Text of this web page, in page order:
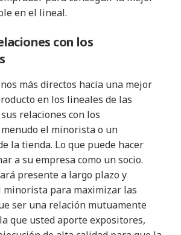
en el lineal.
con los
más directos hacia una mejor
en los lineales de las
relaciones con los
el minorista o un
la tienda. Lo que puede hacer
a su empresa como un socio.
presente a largo plazo y
minorista para maximizar las
ser una relación mutuamente
que usted aporte expositores,